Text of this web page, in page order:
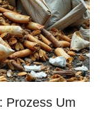
Prozess Um